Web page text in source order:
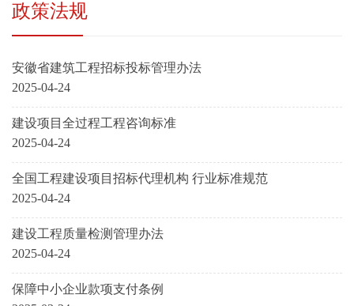
政策法规
安徽省建筑工程招标投标管理办法
2025-04-24
建设项目全过程工程咨询标准
2025-04-24
全国工程建设项目招标代理机构 行业标准规范
2025-04-24
建设工程质量检测管理办法
2025-04-24
保障中小企业款项支付条例